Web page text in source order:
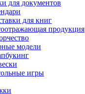
для документов
для книг
продукция
модели
игры